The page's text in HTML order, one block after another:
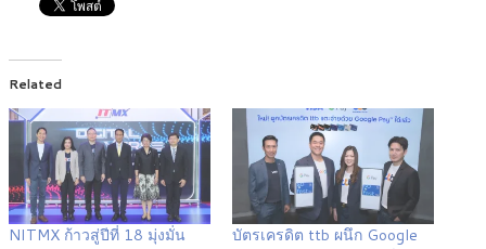
Related
NITMX ก้าวสู่ปีที่ 18 มุ่งมั่น
บัตรเครดิต ttb ผนึก Google